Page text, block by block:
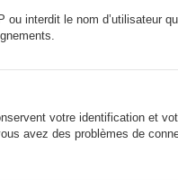
ou interdit le nom d’utilisateur
votre identification et
avez des problèmes de